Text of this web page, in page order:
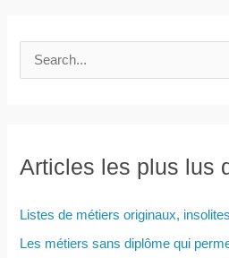
e
e
c
Articles les plus lus
Listes de métiers originaux,
Les métiers sans diplôme qui